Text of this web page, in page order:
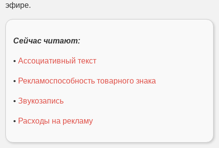
эфире.
Сейчас читают:
•Ассоциативный текст
• Рекламоспособность товарного знака
•Звукозапись
• Расходы на рекламу